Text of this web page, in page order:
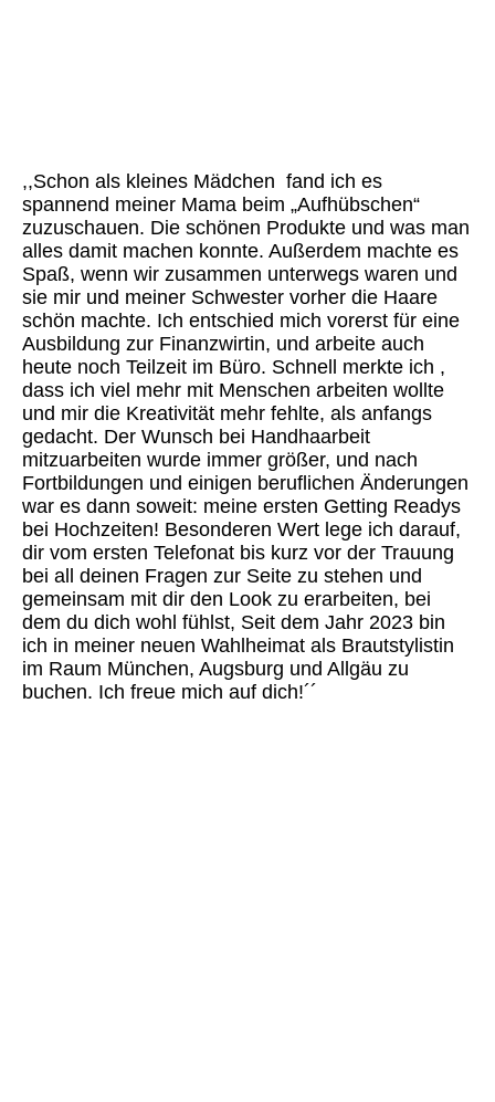
,,Schon als kleines Mädchen fand ich es
spannend meiner Mama beim „Aufhübschen“
zuzuschauen. Die schönen Produkte und was man
alles damit machen konnte. Außerdem machte es
Spaß, wenn wir zusammen unterwegs waren und
sie mir und meiner Schwester vorher die Haare
schön machte. Ich entschied mich vorerst für eine
Ausbildung zur Finanzwirtin, und arbeite auch
heute noch Teilzeit im Büro. Schnell merkte ich ,
dass ich viel mehr mit Menschen arbeiten wollte
und mir die Kreativität mehr fehlte, als anfangs
gedacht. Der Wunsch bei Handhaarbeit
mitzuarbeiten wurde immer größer, und nach
Fortbildungen und einigen beruflichen Änderungen
war es dann soweit: meine ersten Getting Readys
bei Hochzeiten! Besonderen Wert lege ich darauf,
dir vom ersten Telefonat bis kurz vor der Trauung
bei all deinen Fragen zur Seite zu stehen und
gemeinsam mit dir den Look zu erarbeiten, bei
dem du dich wohl fühlst, Seit dem Jahr 2023 bin
ich in meiner neuen Wahlheimat als Brautstylistin
im Raum München, Augsburg und Allgäu zu
buchen. Ich freue mich auf dich!´´